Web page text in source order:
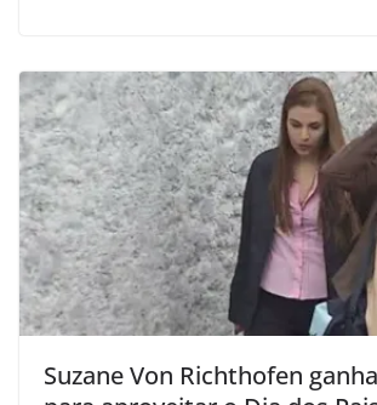
Suzane Von Richthofen